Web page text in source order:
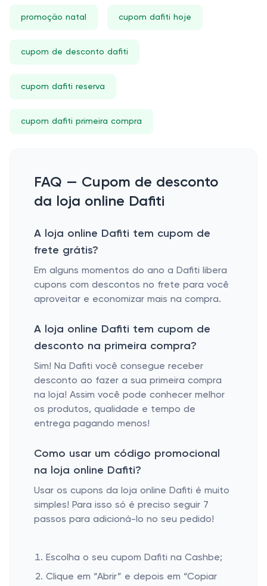
promoção natal cupom dafiti hoje
cupom de desconto dafiti
cupom dafiti reserva
cupom dafiti primeira compra
FAQ — Cupom de desconto
da loja online Dafiti
A loja online Dafiti tem cupom de
frete grátis?
Em alguns momentos do ano a Dafiti libera
cupons com descontos no frete para você
aproveitar e economizar mais na compra.
A loja online Dafiti tem cupom de
desconto na primeira compra?
Sim! Na Dafiti você consegue receber
desconto ao fazer a sua primeira compra
na loja! Assim você pode conhecer melhor
os produtos, qualidade e tempo de
entrega pagando menos!
Como usar um código promocional
na loja online Dafiti?
Usar os cupons da loja online Dafiti é muito
simples! Para isso só é preciso seguir 7
passos para adicioná-lo no seu pedido!
Escolha o seu cupom Dafiti na Cashbe;
Clique em “Abrir” e depois em “Copiar